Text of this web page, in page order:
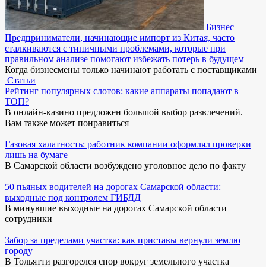
Бизнес
Предприниматели, начинающие импорт из Китая, часто
сталкиваются с типичными проблемами, которые при
правильном анализе помогают избежать потерь в будущем
Когда бизнесмены только начинают работать с поставщиками
Статьи
Рейтинг популярных слотов: какие аппараты попадают в
ТОП?
В онлайн-казино предложен большой выбор развлечений.
Вам также может понравиться
Газовая халатность: работник компании оформлял проверки
лишь на бумаге
В Самарской области возбуждено уголовное дело по факту
50 пьяных водителей на дорогах Самарской области:
выходные под контролем ГИБДД
В минувшие выходные на дорогах Самарской области
сотрудники
Забор за пределами участка: как приставы вернули землю
городу
В Тольятти разгорелся спор вокруг земельного участка